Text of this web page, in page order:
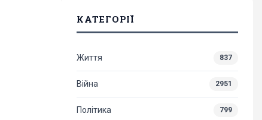
КАТЕГОРІЇ
Життя 837
Війна 2951
Політика 799